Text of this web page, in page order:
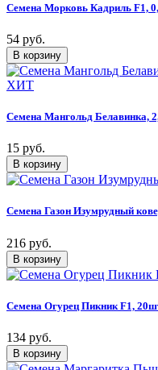
Семена Морковь Кадриль F1,
54 руб.
Семена Мангольд Белавинка,
15 руб.
Семена Газон Изумрудный
216 руб.
Семена Огурец Пикник F1,
134 руб.